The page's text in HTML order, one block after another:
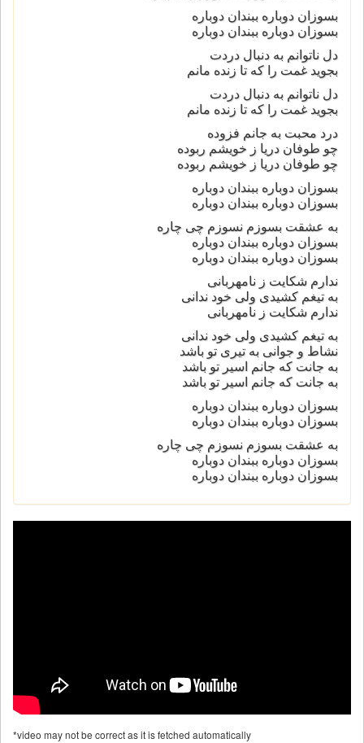
بسوزان دوباره ببندان دوباره
بسوزان دوباره ببندان دوباره
دل ناتوانم به دنبال دردت
بجوید غمت را که تا زنده مانم
دل ناتوانم به دنبال دردت
بجوید غمت را که تا زنده مانم
درد محبت به جانم فزوده
چو طوفان دریا ز خویشم ربوده
چو طوفان دریا ز خویشم ربوده
بسوزان دوباره ببندان دوباره
بسوزان دوباره ببندان دوباره
به عشقت بسوزم نسوزم چی چاره
بسوزان دوباره ببندان دوباره
بسوزان دوباره ببندان دوباره
ندارم شکایت ز نامهربانی
به تیغم کشیدی ولی خود ندانی
ندارم شکایت ز نامهربانی
به تیغم کشیدی ولی خود ندانی
نشاط و جوانی به تیری تو باشد
به جانت که جانم اسیر تو باشد
به جانت که جانم اسیر تو باشد
بسوزان دوباره ببندان دوباره
بسوزان دوباره ببندان دوباره
به عشقت بسوزم نسوزم چی چاره
بسوزان دوباره ببندان دوباره
بسوزان دوباره ببندان دوباره
*video may not be correct as it is fetched automatically